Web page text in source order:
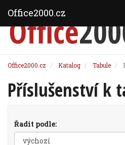
Office2000.cz Katalog Tabule
Příslušenství k
Řadit podle:
Office2000.cz